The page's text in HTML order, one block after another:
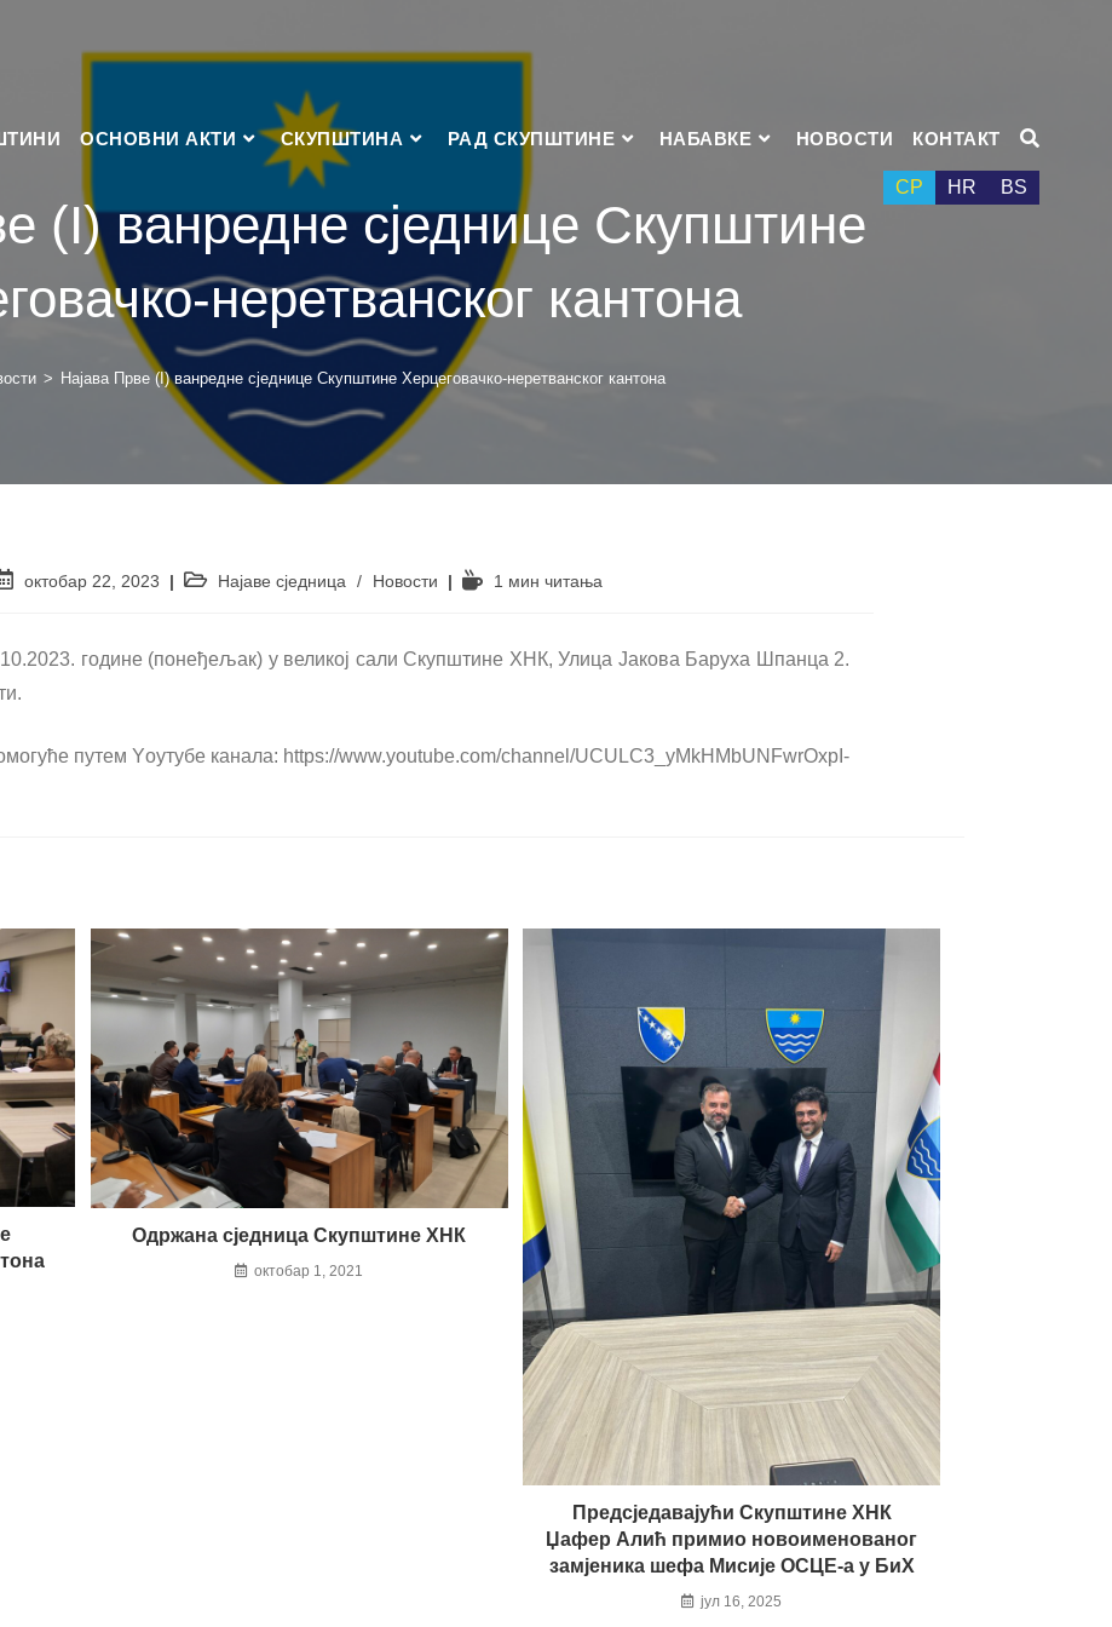
СР HR BS
ОСНОВНИ АКТИ СКУПШТИНА РАД СКУПШТИНЕ НАБАВКЕ НОВОСТИ КОНТАКТ
(I) ванредне сједнице Скупштине
неретванског кантона
> Најава Прве (I) ванредне сједнице Скупштине Херцеговачко-неретванског кантона
октобар 22, 2023 Најаве сједница / Новости 1 мин читањa
године (понеђељак) у великој сали Скупштине ХНК, Улица Јакова Баруха Шпанца 2.
путем Yоутубе канала: https://www.youtube.com/channel/UCULC3_yMkHMbUNFwrOxpI-
Одржана сједница Скупштине ХНК
октобар 1, 2021
Предсједавајући Скупштине ХНК
Џафер Алић примио новоименованог
замјеника шефа Мисије ОСЦЕ-а у БиХ
јул 16, 2025